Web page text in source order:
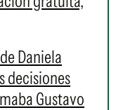
Daniela
decisiones
Gustavo